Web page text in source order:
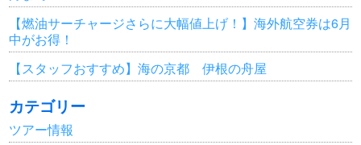
【燃油サーチャージさらに大幅値上げ！】海外航空券は6月
中がお得！
【スタッフおすすめ】海の京都 伊根の舟屋
カテゴリー
ツアー情報